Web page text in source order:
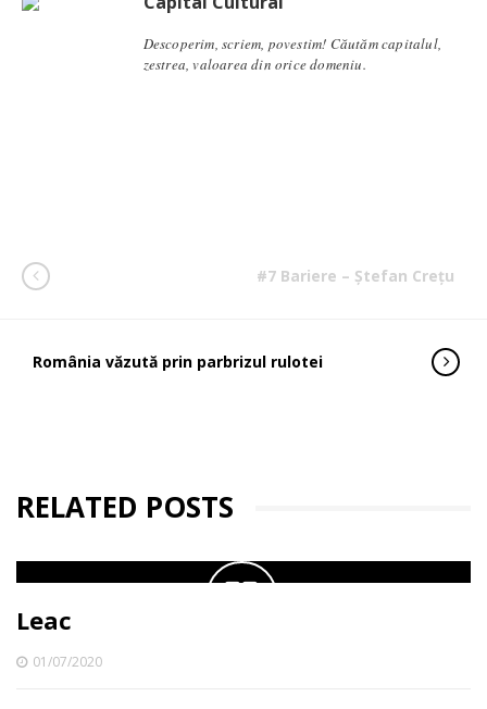
Descoperim, scriem, povestim! Căutăm capitalul,
zestrea, valoarea din orice domeniu.
#7 Bariere – Ștefan Crețu
România văzută prin parbrizul rulotei
RELATED POSTS
Leac
01/07/2020